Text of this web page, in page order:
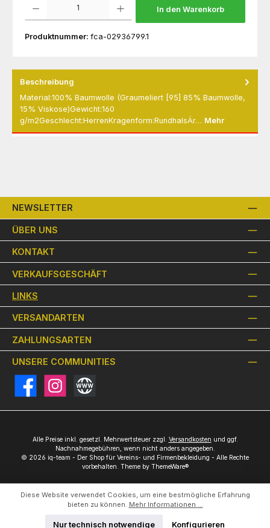
In den Warenkorb
Produktnummer: fca-02936799.1
Beschreibung
Material:100% Baumwolle (Graumeliert [95] 85% Baumwolle,
15% Viskose)Gewicht:160
g/m2Geschlecht:HerrenKragenform:RundhalsÄr… Mehr
NEWSLETTER
ÜBER UNS
KONTAKT
VERKAUFSGESCHÄFT
LINKS
VERSANDARTEN
ZAHLUNGSARTEN
UNSERE COMMUNITIES
FacebookInstagramWebsite
Alle Preise inkl. gesetzl. Mehrwertsteuer zzgl. Versandkosten und ggf.
Nachnahmegebühren, wenn nicht anders angegeben.
© 2026 iq-team - Der Shop für Vereins- und Firmenbekleidung - Alle Rechte
vorbehalten. Theme by ThemeWare®
Diese Website verwendet Cookies, um eine bestmögliche Erfahrung
bieten zu können. Mehr Informationen ...
Nur technisch notwendige Konfigurieren